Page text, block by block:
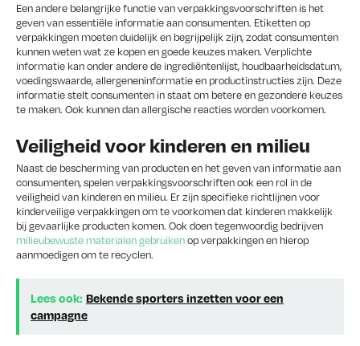
Een andere belangrijke functie van verpakkingsvoorschriften is het
geven van essentiële informatie aan consumenten. Etiketten op
verpakkingen moeten duidelijk en begrijpelijk zijn, zodat consumenten
kunnen weten wat ze kopen en goede keuzes maken. Verplichte
informatie kan onder andere de ingrediëntenlijst, houdbaarheidsdatum,
voedingswaarde, allergeneninformatie en productinstructies zijn. Deze
informatie stelt consumenten in staat om betere en gezondere keuzes
te maken. Ook kunnen dan allergische reacties worden voorkomen.
Veiligheid voor kinderen en milieu
Naast de bescherming van producten en het geven van informatie aan
consumenten, spelen verpakkingsvoorschriften ook een rol in de
veiligheid van kinderen en milieu. Er zijn specifieke richtlijnen voor
kinderveilige verpakkingen om te voorkomen dat kinderen makkelijk
bij gevaarlijke producten komen. Ook doen tegenwoordig bedrijven
milieubewuste materialen gebruikenop verpakkingen en hierop
aanmoedigen om te recyclen.
Lees ook: Bekende sporters inzetten voor een
campagne